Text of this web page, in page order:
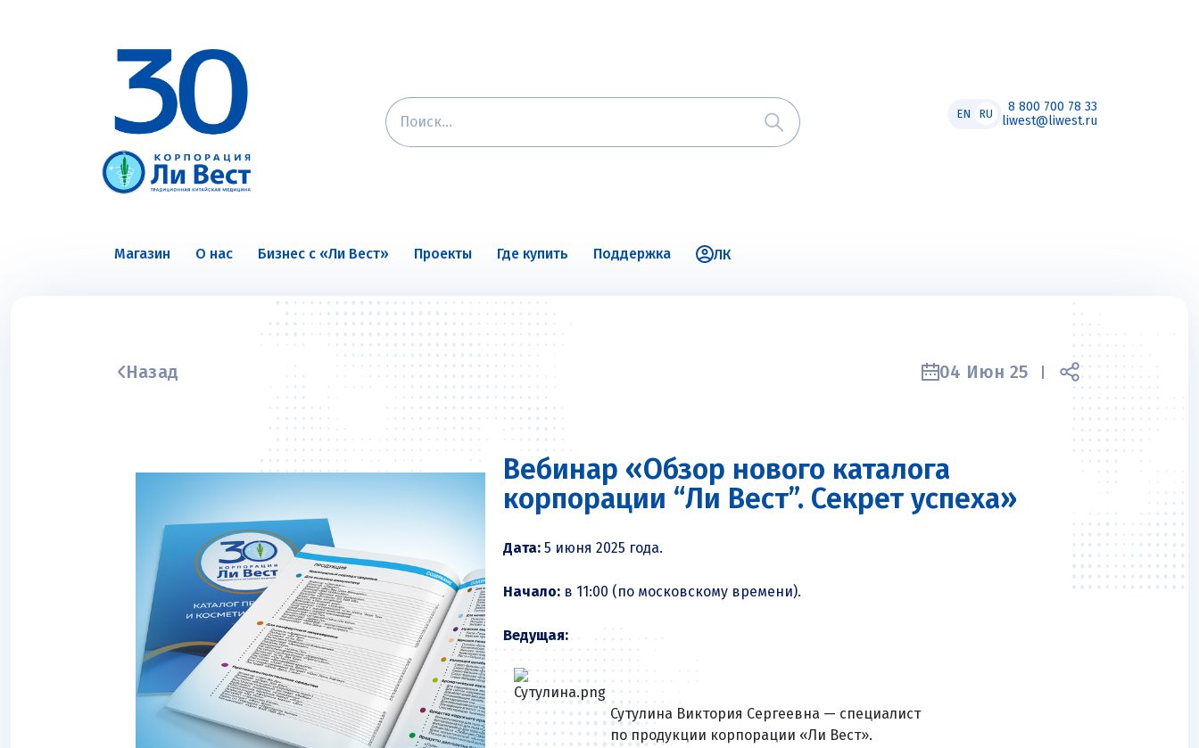
EN RU
8 800 700 78 33
liwest@liwest.ru
Магазин О нас Бизнес с «Ли Вест» Проекты Где купить Поддержка ЛК
Назад 04 Июн 25
Вебинар «Обзор нового каталога
корпорации “Ли Вест”. Секрет успеха»
Дата: 5 июня 2025 года.
Начало: в 11:00 (по московскому времени).
Ведущая:
Сутулина Виктория Сергеевна — специалист
по продукции корпорации «Ли Вест».